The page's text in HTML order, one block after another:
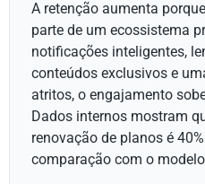
A retenção aumenta
parte de um ecossistema
notificações inteligentes,
conteúdos exclusivos e
atritos, o engajamento
Dados internos mostram
renovação de planos é
comparação com o